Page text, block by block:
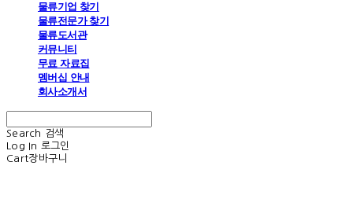
물류기업 찾기
물류전문가 찾기
물류도서관
커뮤니티
무료 자료집
멤버십 안내
회사소개서
Search
검색
Log In 로그인
Cart장바구니